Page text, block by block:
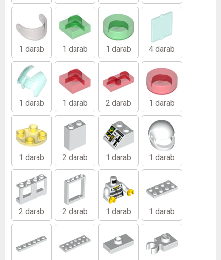
1 darab 1 darab 1 darab 4 darab
1 darab 1 darab 2 darab 1 darab
1 darab 2 darab 1 darab 1 darab
2 darab 2 darab 1 darab 1 darab